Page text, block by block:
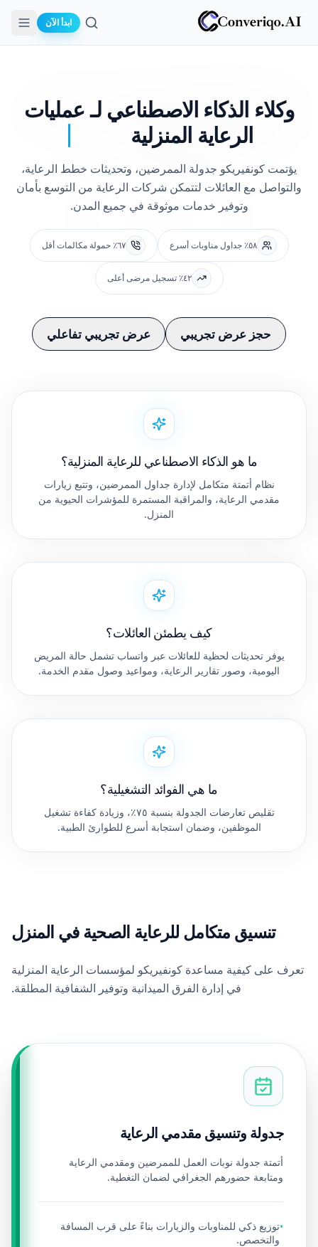
ابدأ الآن
وكلاء الذكاء الاصطناعي لـعمليات
الرعاية المنزلية
يؤتمت كونفيريكو جدولة الممرضين، وتحديثات خطط الرعاية،
والتواصل مع العائلات لتتمكن شركات الرعاية من التوسع بأمان
وتوفير خدمات موثوقة في جميع المدن.
٥٨٪ جداول مناوبات أسرع ٦٧٪ حمولة مكالمات أقل
٤٢٪ تسجيل مرضى أعلى
حجز عرض تجريبي عرض تجريبي تفاعلي
ما هو الذكاء الاصطناعي للرعاية المنزلية؟
نظام أتمتة متكامل لإدارة جداول الممرضين، وتتبع زيارات
مقدمي الرعاية، والمراقبة المستمرة للمؤشرات الحيوية من
المنزل.
كيف يطمئن العائلات؟
يوفر تحديثات لحظية للعائلات عبر واتساب تشمل حالة المريض
اليومية، وصور تقارير الرعاية، ومواعيد وصول مقدم الخدمة.
ما هي الفوائد التشغيلية؟
تقليص تعارضات الجدولة بنسبة ٧٥٪، وزيادة كفاءة تشغيل
الموظفين، وضمان استجابة أسرع للطوارئ الطبية.
تنسيق متكامل للرعاية الصحية في المنزل
تعرف على كيفية مساعدة كونفيريكو لمؤسسات الرعاية المنزلية
في إدارة الفرق الميدانية وتوفير الشفافية المطلقة.
جدولة وتنسيق مقدمي الرعاية
أتمتة جدولة نوبات العمل للممرضين ومقدمي الرعاية
ومتابعة حضورهم الجغرافي لضمان التغطية.
•توزيع ذكي للمناوبات والزيارات بناءً على قرب المسافة
والتخصص.